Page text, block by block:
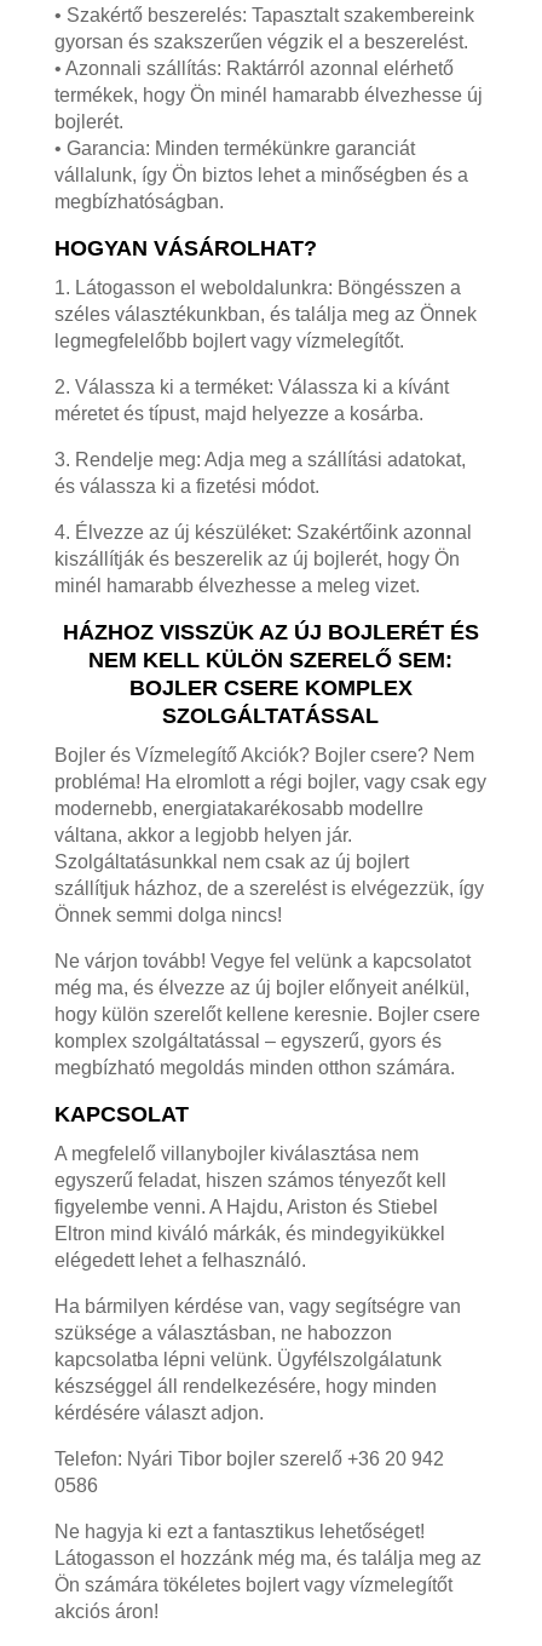
• Szakértő beszerelés: Tapasztalt szakembereink
gyorsan és szakszerűen végzik el a beszerelést.
• Azonnali szállítás: Raktárról azonnal elérhető
termékek, hogy Ön minél hamarabb élvezhesse új
bojlerét.
• Garancia: Minden termékünkre garanciát
vállalunk, így Ön biztos lehet a minőségben és a
megbízhatóságban.
HOGYAN VÁSÁROLHAT?
1. Látogasson el weboldalunkra: Böngésszen a
széles választékunkban, és találja meg az Önnek
legmegfelelőbb bojlert vagy vízmelegítőt.
2. Válassza ki a terméket: Válassza ki a kívánt
méretet és típust, majd helyezze a kosárba.
3. Rendelje meg: Adja meg a szállítási adatokat,
és válassza ki a fizetési módot.
4. Élvezze az új készüléket: Szakértőink azonnal
kiszállítják és beszerelik az új bojlerét, hogy Ön
minél hamarabb élvezhesse a meleg vizet.
HÁZHOZ VISSZÜK AZ ÚJ BOJLERÉT ÉS
NEM KELL KÜLÖN SZERELŐ SEM:
BOJLER CSERE KOMPLEX
SZOLGÁLTATÁSSAL
Bojler és Vízmelegítő Akciók? Bojler csere? Nem
probléma! Ha elromlott a régi bojler, vagy csak egy
modernebb, energiatakarékosabb modellre
váltana, akkor a legjobb helyen jár.
Szolgáltatásunkkal nem csak az új bojlert
szállítjuk házhoz, de a szerelést is elvégezzük, így
Önnek semmi dolga nincs!
Ne várjon tovább! Vegye fel velünk a kapcsolatot
még ma, és élvezze az új bojler előnyeit anélkül,
hogy külön szerelőt kellene keresnie. Bojler csere
komplex szolgáltatással – egyszerű, gyors és
megbízható megoldás minden otthon számára.
KAPCSOLAT
A megfelelő villanybojler kiválasztása nem
egyszerű feladat, hiszen számos tényezőt kell
figyelembe venni. A Hajdu, Ariston és Stiebel
Eltron mind kiváló márkák, és mindegyikükkel
elégedett lehet a felhasználó.
Ha bármilyen kérdése van, vagy segítségre van
szüksége a választásban, ne habozzon
kapcsolatba lépni velünk. Ügyfélszolgálatunk
készséggel áll rendelkezésére, hogy minden
kérdésére választ adjon.
Telefon: Nyári Tibor bojler szerelő +36 20 942
0586
Ne hagyja ki ezt a fantasztikus lehetőséget!
Látogasson el hozzánk még ma, és találja meg az
Ön számára tökéletes bojlert vagy vízmelegítőt
akciós áron!